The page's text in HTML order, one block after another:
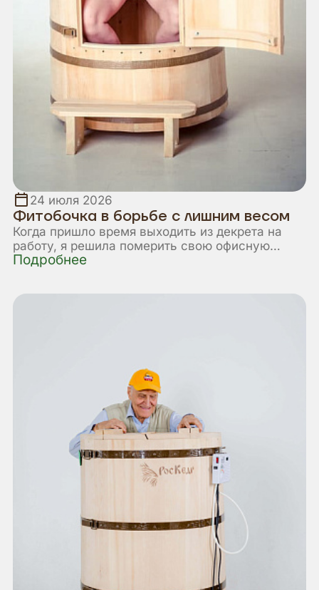
24 июля 2026
Фитобочка в борьбе с лишним весом
Когда пришло время выходить из декрета на
работу, я решила померить свою офисную
одежду. И была неприятно удивлена: юбка не
расстроилась, что решила срочно похудеть.
Подробнее